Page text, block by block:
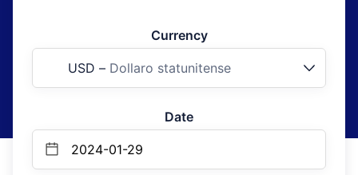
Currency
USD – Dollaro statunitense
Date